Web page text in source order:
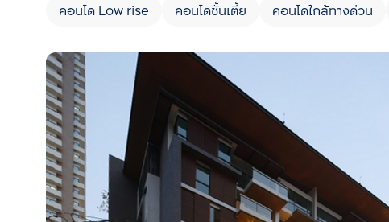
คอนโด Low rise คอนโดชั้นเตี้ย คอนโดใกล้ทางด่วน
เพิ่มยูนิตเปรียบเทียบ
รายการที่ 1